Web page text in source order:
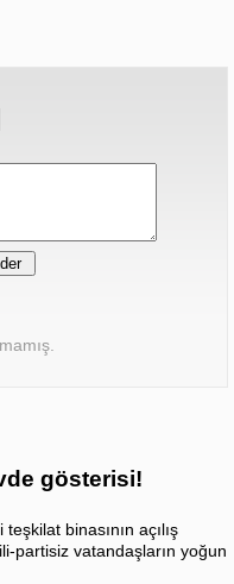
gösterisi!
binasının açılış
partisiz vatandaşların yoğun